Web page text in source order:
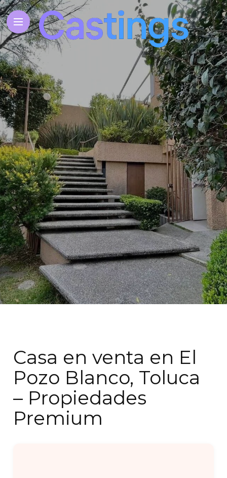
Casa en venta en El
Pozo Blanco, Toluca
– Propiedades
Premium